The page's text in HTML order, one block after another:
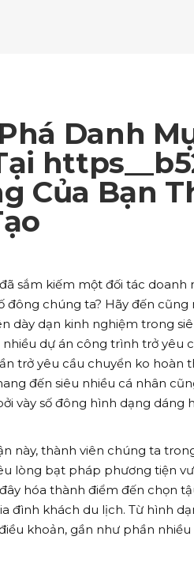
Separators
Google Maps
Image Gallery
Danh
Của Bạn
sắm kiếm một đối tác
đông chúng ta? Hãy đến cũng
dày dạn kinh nghiệm trong
dự án công trình trở yêu
trở yêu cầu chuyển ko hoàn
đến siêu nhiều cá nhân
vày số đông hình dạng
này, thành viên chúng ta
lòng bạt pháp phương tiện
hóa thành điểm đến chọn
đình khách du lịch. Từ hình
khoản, gần như phần